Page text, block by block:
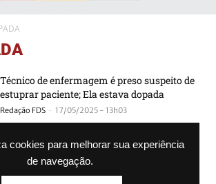
cookies para melhorar sua experiência
de navegação.
Técnico de enfermagem é preso suspeito de
estuprar paciente; Ela estava dopada
Redação FDS - 17/05/2025 - 13h03
POLÍCIA: Padrasto estupra enteada de 8
anos; Ele ainda dopou a vítima com cocaína
Agência GBC - 29/03/2024 - 10h44